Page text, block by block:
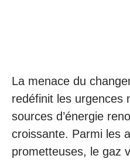
La menace du
redéfinit les urgences
sources d’énergie
croissante. Parmi les
prometteuses, le gaz